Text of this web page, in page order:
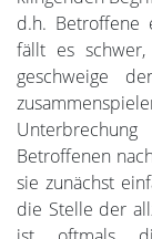
d.h. Betroffene
fällt es
geschweige
Betroffenen
sie zunächst
die Stelle der